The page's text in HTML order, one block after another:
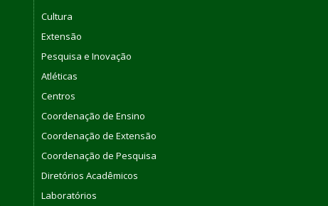
Cultura
Extensão
Pesquisa e Inovação
Atléticas
Centros
Coordenação de Ensino
Coordenação de Extensão
Coordenação de Pesquisa
Diretórios Acadêmicos
Laboratórios